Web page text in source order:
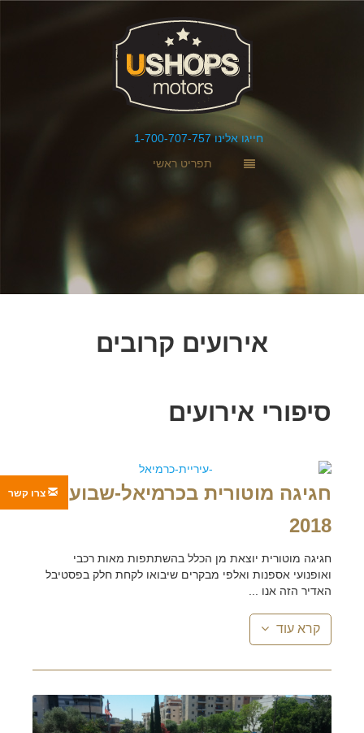
חייגו אלינו 1-700-707-757
תפריט ראשי
אירועים קרובים
סיפורי אירועים
חגיגה מוטורית בכרמיאל-שבועות
2018
חגיגה מוטורית יוצאת מן הכלל בהשתתפות מאות רכבי
ואופנועי אספנות ואלפי מבקרים שיבואו לקחת חלק בפסטיבל
האדיר הזה אנו ...
קרא עוד
צרו קשר